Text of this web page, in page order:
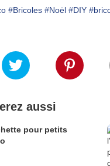
#Bricoles #Noël #DIY
aussi
pour petits